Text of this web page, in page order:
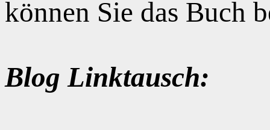
können Sie das Buch
Blog Linktausch: